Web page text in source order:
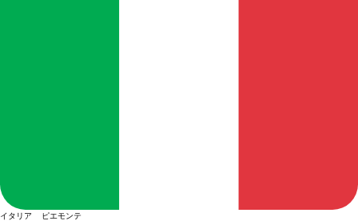
イタリア ピエモンテ